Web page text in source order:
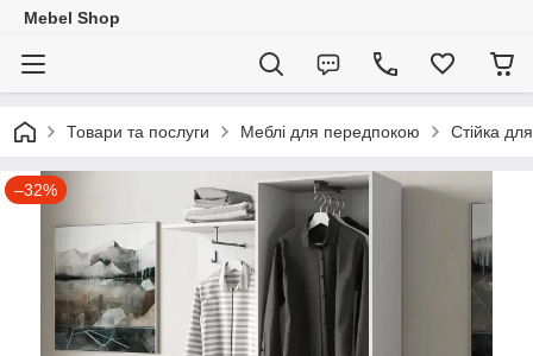
Mebel Shop
Товари та послуги Меблі для передпокою Стійка
–32%